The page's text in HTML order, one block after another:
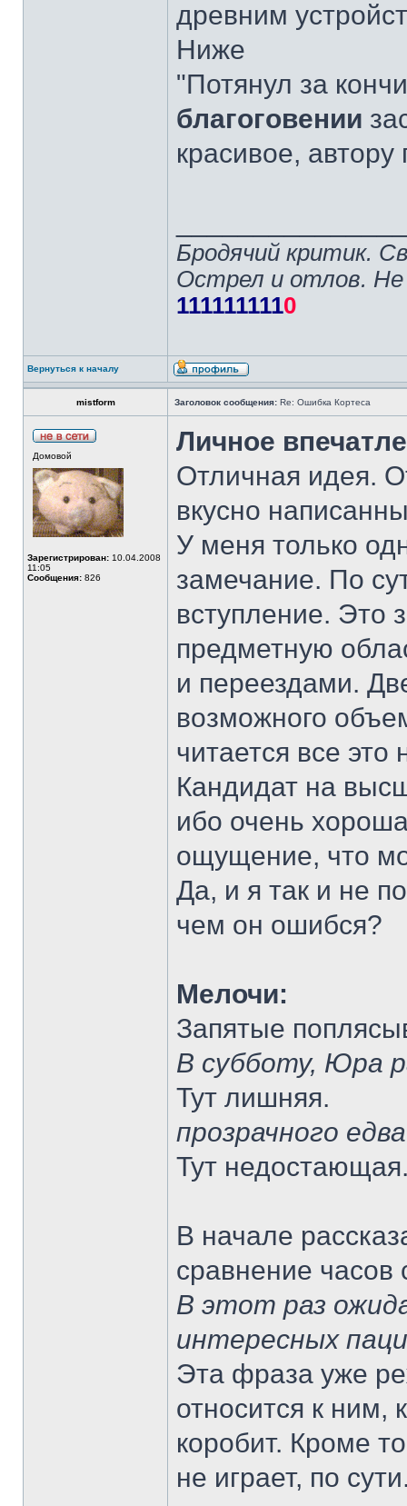
древним
Ниже
"Потянул за
благоговении
красивое,
Бродячий критик.
Острел и отлов. Не
1111111110
Вернуться к началу
mistform Заголовок сообщения: Re: Ошибка Кортеса
Домовой
Зарегистрирован: 10.04.2008
11:05
Сообщения: 826
Личное
Отличная идея.
вкусно
У меня только
замечание. По
вступление. Это
предметную
и переездами.
возможного
читается все это
Кандидат на
ибо очень
ощущение, что
Да, и я так и не
чем он ошибся?
Мелочи:
Запятые
В субботу, Юра
Тут лишняя.
прозрачного
Тут
В начале
сравнение часов
В этот раз
интересных
Эта фраза уже
относится к ним,
коробит. Кроме
не играет, по